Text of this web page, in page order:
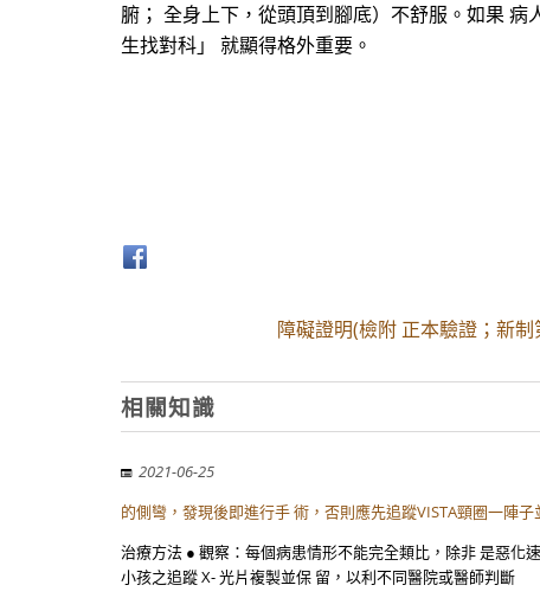
腑； 全身上下，從頭頂到腳底）不舒服。如果
生找對科」 就顯得格外重要。
障礙證明(檢附 正本驗證；新
相關知識
2021-06-25
的側彎，發現後即進行手 術，否則應先追蹤VISTA頸圈一陣子
治療方法 ● 觀察：每個病患情形不能完全類比，除非 是惡化
小孩之追蹤 X- 光片複製並保 留，以利不同醫院或醫師判斷